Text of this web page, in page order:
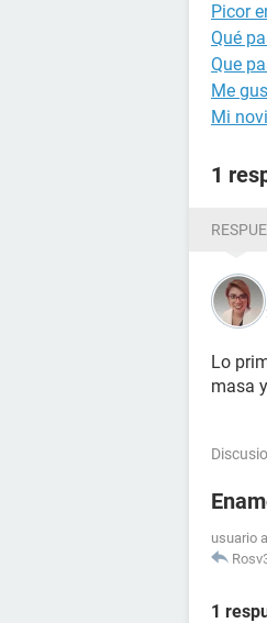
Picor
Qué
Que
Me
Mi
1
Lo
masa
usuario
1